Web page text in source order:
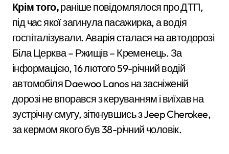
Крім того,раніше повідомлялося про ДТП,
під час якої загинула пасажирка, а водія
госпіталізували. Аварія сталася на автодорозі
Біла Церква – Ржищів – Кременець. За
інформацією, 16 лютого 59-річний водій
автомобіля Daewoo Lanos на засніженій
дорозі не впорався з керуванням і виїхав на
зустрічну смугу, зіткнувшись з Jeep Cherokee,
за кермом якого був 38-річний чоловік.